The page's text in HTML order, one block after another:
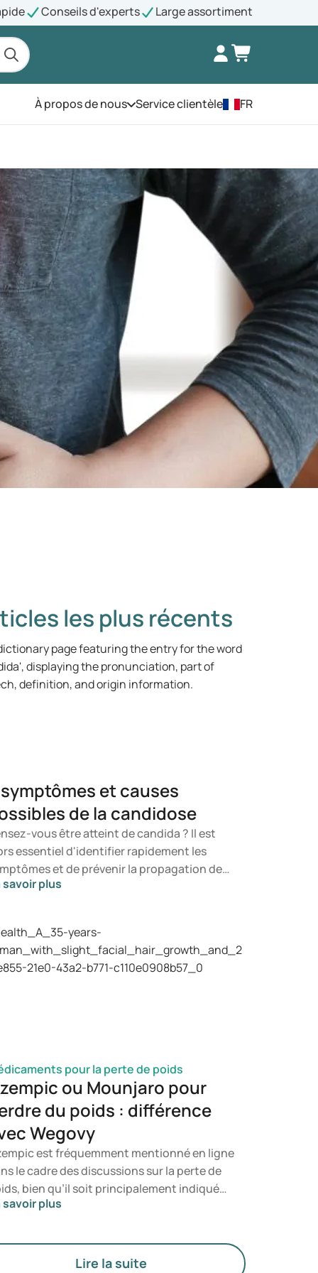
Conseils d'experts Large assortiment
À propos de nousOuvrez le menu
Service clientèle FR
les plus récents
et causes
de la candidose
vous être atteint de candida ? Il est
essentiel d'identifier rapidement les
et de prévenir la propagation de
champignon. Dans cet article, vous
une infection à candida peut se
Vous serez ainsi en mesure de
à quel moment il est opportun de
savoir plus
pour la perte de poids
ou Mounjaro pour
du poids : différence
Wegovy
est fréquemment mentionné en ligne
le cadre des discussions sur la perte de
bien qu’il soit principalement indiqué
le traitement du diabète de type 2. Si
destiné à la gestion du poids,
médicaments tels que Mounjaro et
savoir plus
Lire la suite